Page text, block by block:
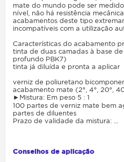
mate do mundo pode ser
nível, não há resistência
acabamentos deste tipo
incompatíveis com a utilização
Características do acabamento
tinta de duas camadas à base
profundo PBK7)
tinta já diluída e pronta a aplicar
verniz de poliuretano
acabamento mate (2°, 4°, 20°,
►Mistura: Em peso 5 : 1
100 partes de verniz mate bem
partes de diluentes
Prazo de validade da mistura: …
Conselhos de aplicação